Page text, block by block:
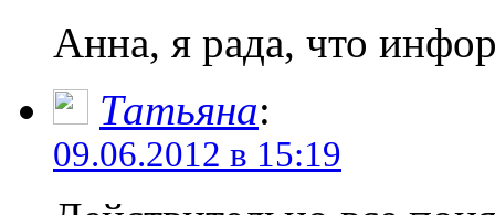
Анна, я рада, что
Татьяна:
09.06.2012 в 15:19